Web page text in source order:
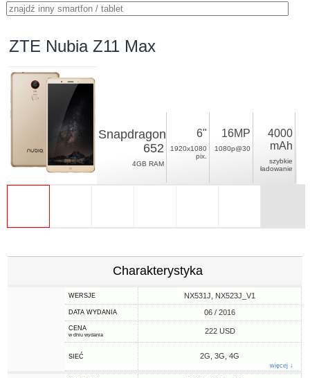
ZTE Nubia Z11 Max
Snapdragon
652
4GB RAM
6"
1920x1080
pix.
16MP
1080p@30
4000
mAh
szybkie
ładowanie
Charakterystyka
WERSJE NX531J, NX523J_V1
DATA WYDANIA 06 / 2016
CENA
w dniu wydania 222 USD
SIEĆ 2G, 3G, 4G
więcej ↓